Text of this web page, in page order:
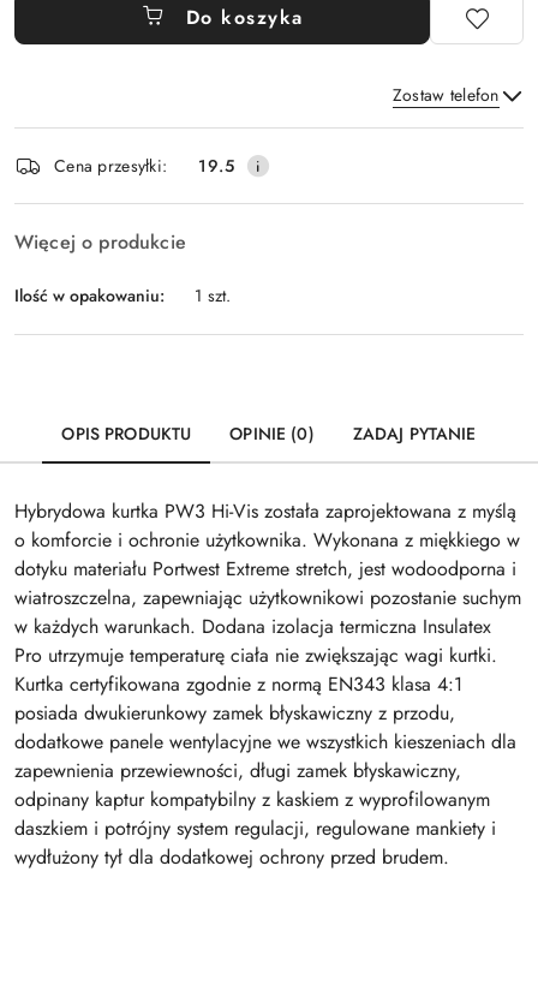
Do koszyka
Zostaw telefon
Wyślij
i
dostawa
Cena przesyłki: 19.5
Więcej o produkcie
Ilość w opakowaniu: 1 szt.
OPIS PRODUKTU OPINIE (0) ZADAJ PYTANIE
Hybrydowa kurtka PW3 Hi-Vis została zaprojektowana z myślą
o komforcie i ochronie użytkownika. Wykonana z miękkiego w
dotyku materiału Portwest Extreme stretch, jest wodoodporna i
wiatroszczelna, zapewniając użytkownikowi pozostanie suchym
w każdych warunkach. Dodana izolacja termiczna Insulatex
Pro utrzymuje temperaturę ciała nie zwiększając wagi kurtki.
Kurtka certyfikowana zgodnie z normą EN343 klasa 4:1
posiada dwukierunkowy zamek błyskawiczny z przodu,
dodatkowe panele wentylacyjne we wszystkich kieszeniach dla
zapewnienia przewiewności, długi zamek błyskawiczny,
odpinany kaptur kompatybilny z kaskiem z wyprofilowanym
daszkiem i potrójny system regulacji, regulowane mankiety i
wydłużony tył dla dodatkowej ochrony przed brudem.